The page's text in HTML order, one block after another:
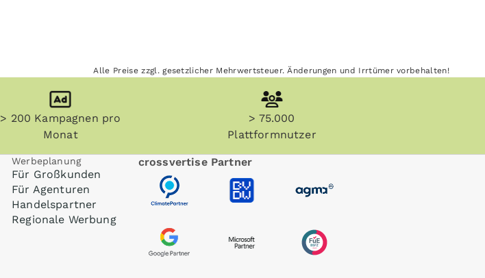
Alle Preise zzgl. gesetzlicher Mehrwertsteuer. Änderungen und Irrtümer vorbehalten!
> 200 Kampagnen pro
Monat
> 75.000
Plattformnutzer
Werbeplanung
Für Großkunden
Für Agenturen
Handelspartner
Regionale Werbung
crossvertise Partner